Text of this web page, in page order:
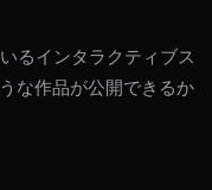
るインタラクティブス
な作品が公開できるか